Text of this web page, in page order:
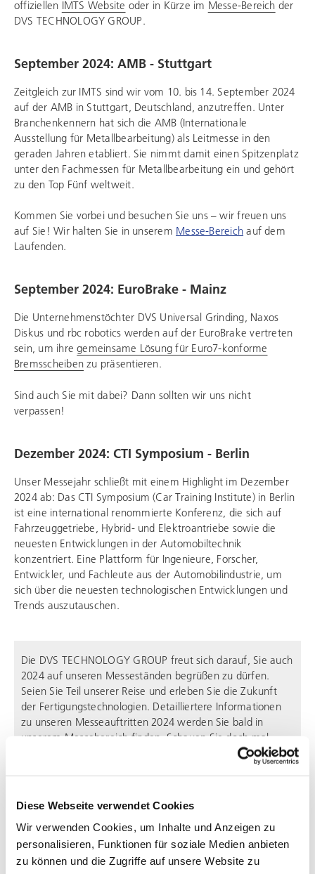
Diese Webseite verwendet Cookies
Wir verwenden Cookies, um Inhalte und Anzeigen zu
personalisieren, Funktionen für soziale Medien anbieten
zu können und die Zugriffe auf unsere Website zu
offiziellen IMTS Website oder in Kürze im Messe-Bereich der
DVS TECHNOLOGY GROUP.
September 2024: AMB - Stuttgart
Zeitgleich zur IMTS sind wir vom 10. bis 14. September 2024
auf der AMB in Stuttgart, Deutschland, anzutreffen. Unter
Branchenkennern hat sich die AMB (Internationale
Ausstellung für Metallbearbeitung) als Leitmesse in den
geraden Jahren etabliert. Sie nimmt damit einen Spitzenplatz
unter den Fachmessen für Metallbearbeitung ein und gehört
zu den Top Fünf weltweit.
Kommen Sie vorbei und besuchen Sie uns – wir freuen uns
auf Sie! Wir halten Sie in unserem Messe-Bereich auf dem
Laufenden.
September 2024: EuroBrake - Mainz
Die Unternehmenstöchter DVS Universal Grinding, Naxos
Diskus und rbc robotics werden auf der EuroBrake vertreten
sein, um ihregemeinsame Lösung für Euro7-konforme
Bremsscheiben zu präsentieren.
Sind auch Sie mit dabei? Dann sollten wir uns nicht
verpassen!
Dezember 2024: CTI Symposium - Berlin
Unser Messejahr schließt mit einem Highlight im Dezember
2024 ab: Das CTI Symposium (Car Training Institute) in Berlin
ist eine international renommierte Konferenz, die sich auf
Fahrzeuggetriebe, Hybrid- und Elektroantriebe sowie die
neuesten Entwicklungen in der Automobiltechnik
konzentriert. Eine Plattform für Ingenieure, Forscher,
Entwickler, und Fachleute aus der Automobilindustrie, um
sich über die neuesten technologischen Entwicklungen und
Trends auszutauschen.
Die DVS TECHNOLOGY GROUP freut sich darauf, Sie auch
2024 auf unseren Messeständen begrüßen zu dürfen.
Seien Sie Teil unserer Reise und erleben Sie die Zukunft
der Fertigungstechnologien. Detailliertere Informationen
zu unseren Messeauftritten 2024 werden Sie bald in
unseremMessebereichfinden. Schauen Sie doch mal
SEITE TEILEN